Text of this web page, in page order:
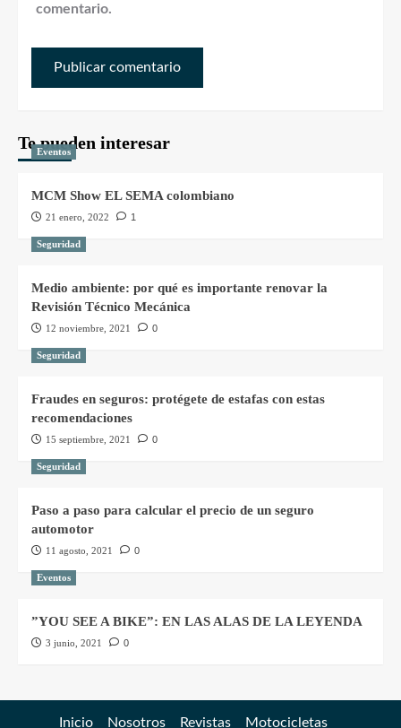
comentario.
Te pueden interesar
Eventos
MCM Show EL SEMA colombiano
21 enero, 2022 1
Seguridad
Medio ambiente: por qué es importante renovar la
Revisión Técnico Mecánica
12 noviembre, 2021 0
Seguridad
Fraudes en seguros: protégete de estafas con estas
recomendaciones
15 septiembre, 2021 0
Seguridad
Paso a paso para calcular el precio de un seguro
automotor
11 agosto, 2021 0
Eventos
”YOU SEE A BIKE”: EN LAS ALAS DE LA LEYENDA
3 junio, 2021 0
Inicio Nosotros Revistas Motocicletas